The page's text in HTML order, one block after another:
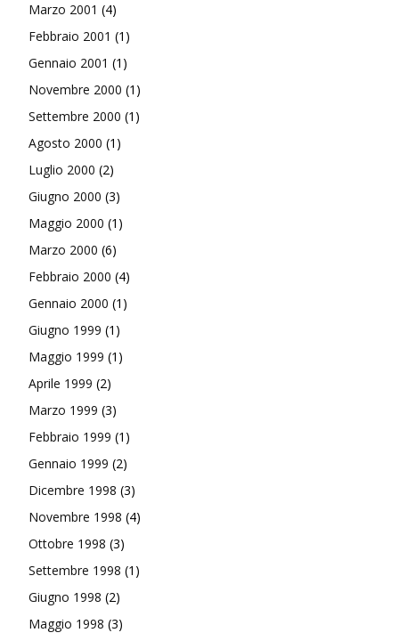
Marzo 2001 (4)
Febbraio 2001 (1)
Gennaio 2001 (1)
Novembre 2000 (1)
Settembre 2000 (1)
Agosto 2000 (1)
Luglio 2000 (2)
Giugno 2000 (3)
Maggio 2000 (1)
Marzo 2000 (6)
Febbraio 2000 (4)
Gennaio 2000 (1)
Giugno 1999 (1)
Maggio 1999 (1)
Aprile 1999 (2)
Marzo 1999 (3)
Febbraio 1999 (1)
Gennaio 1999 (2)
Dicembre 1998 (3)
Novembre 1998 (4)
Ottobre 1998 (3)
Settembre 1998 (1)
Giugno 1998 (2)
Maggio 1998 (3)